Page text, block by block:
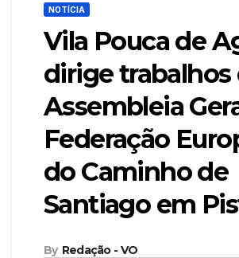
NOTÍCIA
Vila Pouca de
dirige trabalhos
Assembleia
Federação
do Caminho de
Santiago em
By Redação - VO